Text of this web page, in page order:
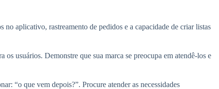
aplicativo, rastreamento de pedidos e a capacidade de criar listas
usuários. Demonstre que sua marca se preocupa em atendê-los e
“o que vem depois?”. Procure atender as necessidades